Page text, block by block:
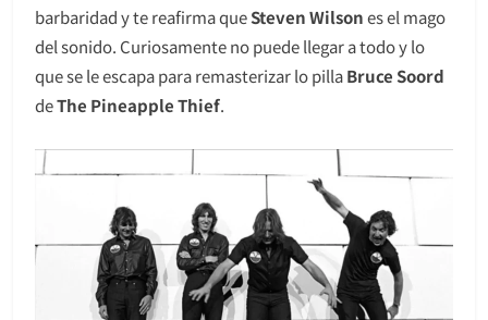
barbaridad y te reafirma queSteven Wilsones el mago
del sonido. Curiosamente no puede llegar a todo y lo
que se le escapa para remasterizar lo pillaBruce Soord
deThe Pineapple Thief.